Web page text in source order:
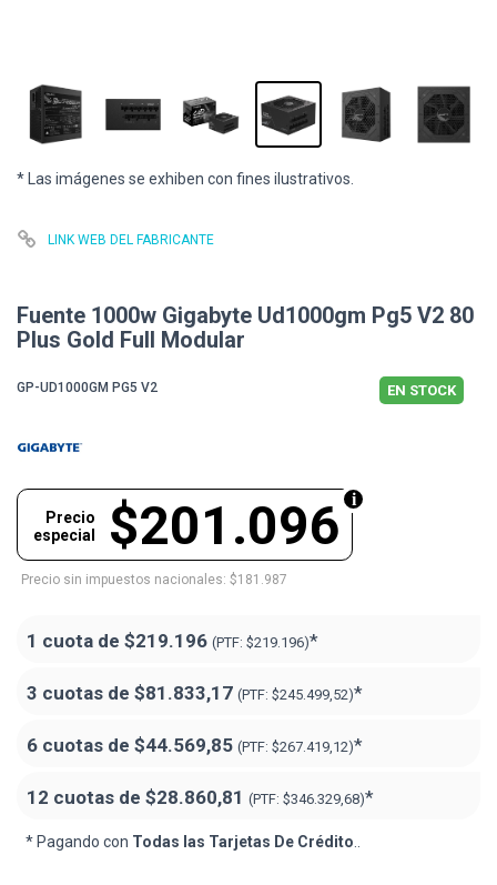
* Las imágenes se exhiben con fines ilustrativos.
LINK WEB DEL FABRICANTE
Fuente 1000w Gigabyte Ud1000gm Pg5 V2 80
Plus Gold Full Modular
GP-UD1000GM PG5 V2 EN STOCK
$201.096
Precio
especial
Precio sin impuestos nacionales: $181.987
1 cuota de $219.196 (PTF: $219.196)*
3 cuotas de $81.833,17 (PTF: $245.499,52)*
6 cuotas de $44.569,85 (PTF: $267.419,12)*
12 cuotas de $28.860,81 (PTF: $346.329,68)*
* Pagando con Todas las Tarjetas De Crédito